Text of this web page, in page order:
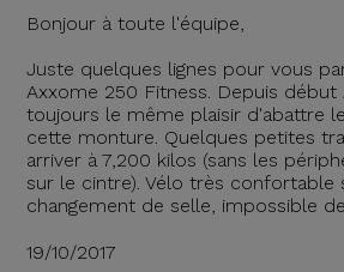
Bonjour à toute l'équipe,
Juste quelques lignes pour vous
Axxome 250 Fitness. Depuis début
toujours le même plaisir d'abattre
cette monture. Quelques petites
arriver à 7,200 kilos (sans les
sur le cintre). Vélo très confortable
changement de selle, impossible
19/10/2017